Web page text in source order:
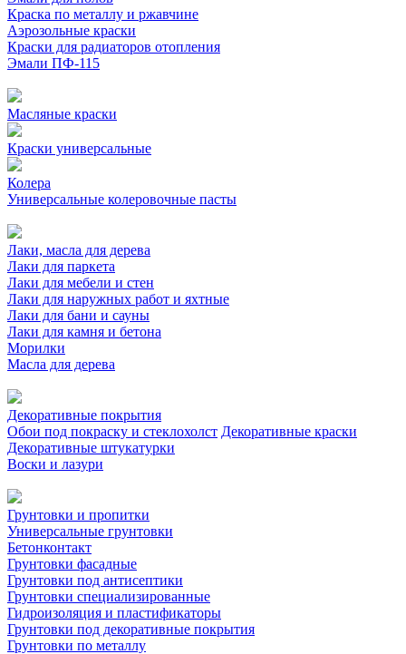
Краска по металлу и ржавчине
Аэрозольные краски
Краски для радиаторов отопления
Эмали ПФ-115
Масляные краски
Краски универсальные
Колера
Универсальные колеровочные пасты
Лаки, масла для дерева
Лаки для паркета
Лаки для мебели и стен
Лаки для наружных работ и яхтные
Лаки для бани и сауны
Лаки для камня и бетона
Морилки
Масла для дерева
Декоративные покрытия
Обои под покраску и стеклохолст Декоративные краски
Декоративные штукатурки
Воски и лазури
Грунтовки и пропитки
Универсальные грунтовки
Бетонконтакт
Грунтовки фасадные
Грунтовки под антисептики
Грунтовки специализированные
Гидроизоляция и пластификаторы
Грунтовки под декоративные покрытия
Грунтовки по металлу